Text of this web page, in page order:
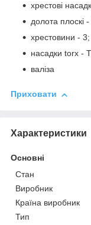
хрестові
долота плоскі
хрестовини -
насадки torx -
валіза
Приховати
Характеристики
Основні
Стан
Виробник
Країна виробник
Тип